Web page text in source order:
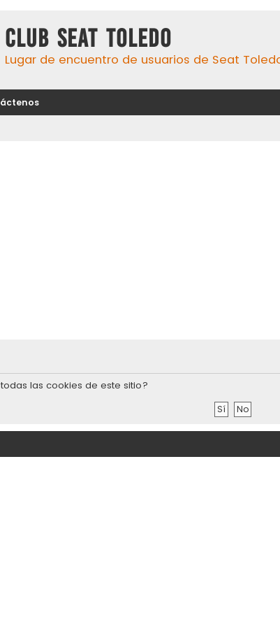
Club Seat Toledo
Lugar de encuentro de usuarios de Seat
las cookies de este sitio?